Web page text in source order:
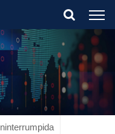
For?